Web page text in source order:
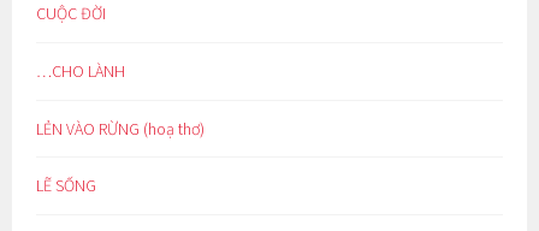
CUỘC ĐỜI
…CHO LÀNH
LẺN VÀO RỪNG (hoạ thơ)
LẼ SỐNG